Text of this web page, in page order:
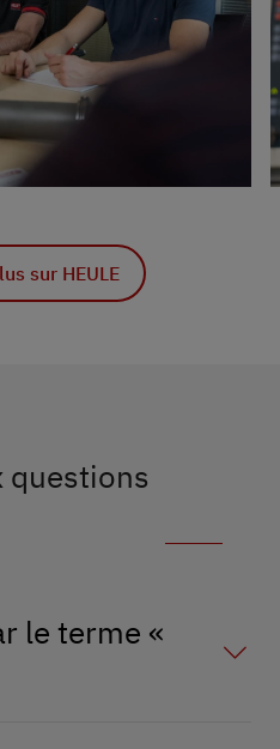
sur HEULE
questions
le terme «